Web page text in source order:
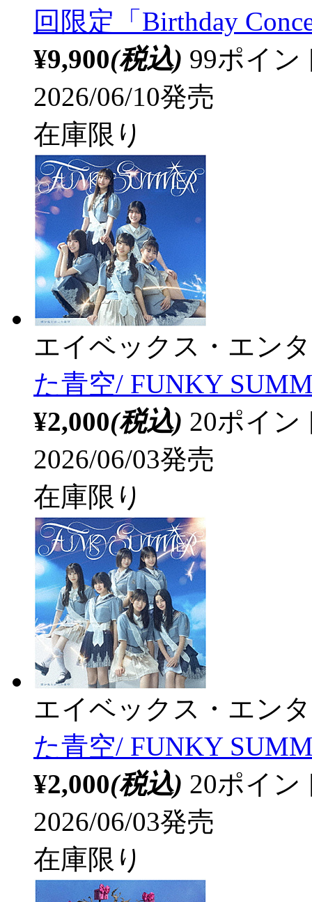
回限定「Birthday
¥9,900(税込) 99ポイ
2026/06/10発売
在庫限り
エイベックス・エン
た青空/ FUNKY
¥2,000(税込) 20ポイ
2026/06/03発売
在庫限り
エイベックス・エン
た青空/ FUNKY
¥2,000(税込) 20ポイ
2026/06/03発売
在庫限り